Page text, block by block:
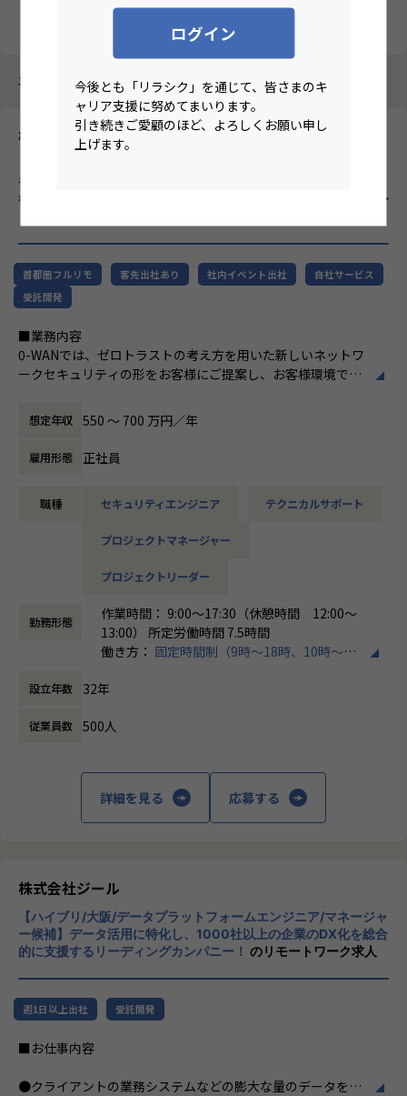
ログイン
今後とも「リラシク」を通じて、皆さまのキ
ャリア支援に努めてまいります。
引き続きご愛顧のほど、よろしくお願い申し
上げます。
3987件中 1件～10件
株式会社エーピーコミュニケーションズ
補】ITインフラ領域に特化し、クラウド・自動化・AIなど先端技
術を積極的に取り入れ、SIer業界の常識を変える企業！
のリモー
首都圏フルリモ 客先出社あり 社内イベント出社
自社サービス
受託開発
■業務内容
0-WANでは、ゼロトラストの考え方を用いた新しいネットワ
ークセキュリティの形をお客様にご提案し、お客様環境でゼ
す。
各メンバーの得意分野を組み合わせ、チームワークを重視し
てゼロトラスト事業を推進しています。
ンバー参画を通じて、エンジニアとしてのスキルアップを目
エンジニアとしての高いスキルに加えて、チャレンジ精神、
面接においては業務内容におけるマッチングとご自身が目指
される方向性を確認し、適切なチームへのアサインを検討し
採用後は、入社研修の後、下記のチームへの配属となり、業
務をお任せいたします。
・テクニカルサポートチーム
成長意欲が高ければ高いほど、適切に成長支援する機会(案
■メンバー構成
2022年に新設されたばかりで、様々なバックグラウンドをも
セキュリティエンジニア：2名
開発：1名
セールス&マーケティング：4名
営業事務：1名
■期待する解決したい課題
売り上げが順調に伸び、案件が増えていく中で、テクニカル
サポートチームのとりまとめ役として活躍していただける方
が不足しております。
案件数が伸びていく中でPM/PLとして品質の高い案件遂行と
チームメンバーを牽引いただく仲間を探しています。
想定年収 550 〜 700 万円／年
雇用形態 正社員
職種 セキュリティエンジニア テクニカルサポート
プロジェクトマネージャー
プロジェクトリーダー
勤務形態
作業時間： 9:00～17:30（休憩時間 12:00～
13:00） 所定労働時間 7.5時間
働き方： 固定時間制（9時～18時、10時～19
時間外労働の有無： 有（月平均20時間）
設立年数 32年
従業員数 500人
詳細を見る 応募する
株式会社ジール
【ハイブリ/大阪/データプラットフォームエンジニア/マネージャ
ー候補】データ活用に特化し、1000社以上の企業のDX化を総合
的に支援するリーディングカンパニー！ のリモートワーク求人
週1日以上出社 受託開発
■お仕事内容
●クライアントの業務システムなどの膨大な量のデータを蓄